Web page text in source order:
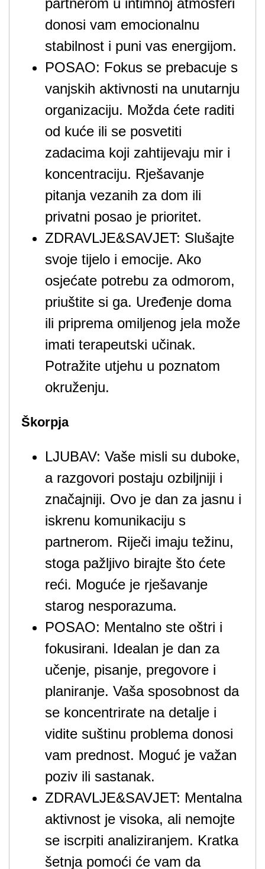
partnerom u intimnoj atmosferi
donosi vam emocionalnu
stabilnost i puni vas energijom.
POSAO: Fokus se prebacuje s
vanjskih aktivnosti na unutarnju
organizaciju. Možda ćete raditi
od kuće ili se posvetiti
zadacima koji zahtijevaju mir i
koncentraciju. Rješavanje
pitanja vezanih za dom ili
privatni posao je prioritet.
ZDRAVLJE&SAVJET: Slušajte
svoje tijelo i emocije. Ako
osjećate potrebu za odmorom,
priuštite si ga. Uređenje doma
ili priprema omiljenog jela može
imati terapeutski učinak.
Potražite utjehu u poznatom
okruženju.
Škorpja
LJUBAV: Vaše misli su duboke,
a razgovori postaju ozbiljniji i
značajniji. Ovo je dan za jasnu i
iskrenu komunikaciju s
partnerom. Riječi imaju težinu,
stoga pažljivo birajte što ćete
reći. Moguće je rješavanje
starog nesporazuma.
POSAO: Mentalno ste oštri i
fokusirani. Idealan je dan za
učenje, pisanje, pregovore i
planiranje. Vaša sposobnost da
se koncentrirate na detalje i
vidite suštinu problema donosi
vam prednost. Moguć je važan
poziv ili sastanak.
ZDRAVLJE&SAVJET: Mentalna
aktivnost je visoka, ali nemojte
se iscrpiti analiziranjem. Kratka
šetnja pomoći će vam da